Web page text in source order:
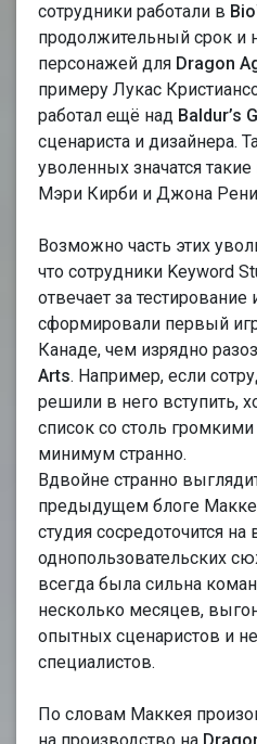
сотрудники работали в
продолжительный срок и
персонажей для Dragon
примеру Лукас
работал ещё над Baldur’s
сценариста и дизайнера.
уволенных значатся
Мэри Кирби и Джона
Возможно часть этих
что сотрудники Keyword
отвечает за тестирование
сформировали первый
Канаде, чем изрядно
Arts. Например, если
решили в него вступить,
список со столь
минимум странно.
Вдвойне странно
предыдущем блоге
студия сосредоточится на
однопользовательских
всегда была сильна
несколько месяцев,
опытных сценаристов и
специалистов.
По словам Маккея